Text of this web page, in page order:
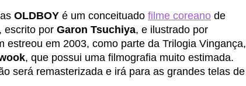
OLDBOY é um conceituado filme coreano de
escrito por Garon Tsuchiya, e ilustrado por
estreou em 2003, como parte da Trilogia Vingança,
, que possui uma filmografia muito estimada.
será remasterizada e irá para as grandes telas de